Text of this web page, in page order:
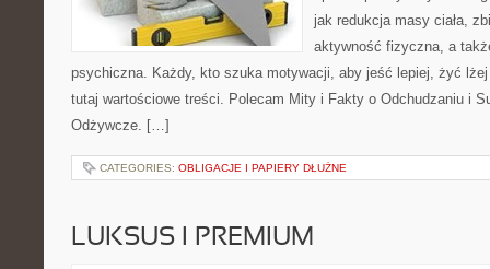
jak redukcja masy ciała,
aktywność fizyczna, a
psychiczna. Każdy, kto szuka motywacji, aby jeść lepiej, żyć
tutaj wartościowe treści. Polecam Mity i Fakty o Odchudzaniu i
Odżywcze. […]
CATEGORIES: OBLIGACJE I PAPIERY DŁUŻNE
LUKSUS I PREMIUM